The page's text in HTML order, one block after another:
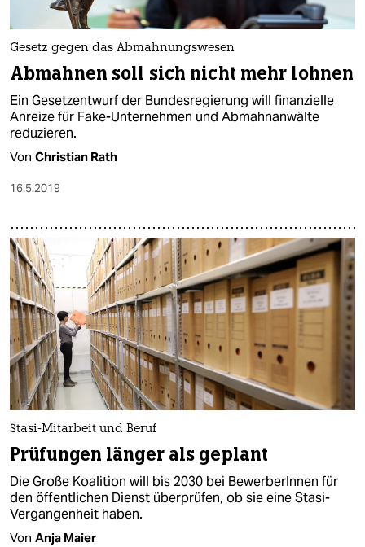
Gesetz gegen das Abmahnungswesen
Abmahnen soll sich nicht mehr lohnen
Ein Gesetzentwurf der Bundesregierung will finanzielle
Anreize für Fake-Unternehmen und Abmahnanwälte
reduzieren.
Von Christian Rath
16.5.2019
Stasi-Mitarbeit und Beruf
Prüfungen länger als geplant
Die Große Koalition will bis 2030 bei BewerberInnen für
den öffentlichen Dienst überprüfen, ob sie eine Stasi-
Vergangenheit haben.
Von Anja Maier